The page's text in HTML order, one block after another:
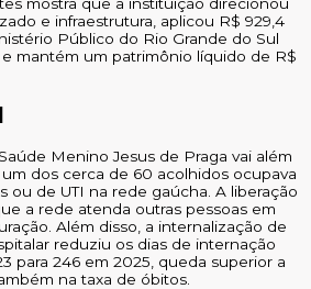
e infraestrutura, aplicou R$ 929,4
Público do Rio Grande do Sul
mantém um patrimônio líquido de R$
Menino Jesus de Praga vai além
dos cerca de 60 acolhidos ocupava
ou de UTI na rede gaúcha. A liberação
a rede atenda outras pessoas em
Além disso, a internalização de
reduziu os dias de internação
para 246 em 2025, queda superior a
na taxa de óbitos.